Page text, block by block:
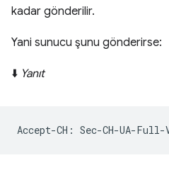
kadar gönderilir.
Yani sunucu şunu gönderirse:
⬇️ Yanıt